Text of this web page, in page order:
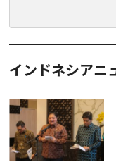
インドネシアニ